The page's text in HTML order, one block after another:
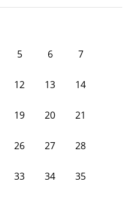
5 6 7
12 13 14
19 20 21
26 27 28
33 34 35